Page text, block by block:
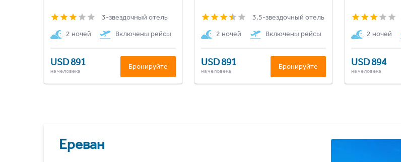
3-звездочный отель
2 ночей
Включены рейсы
USD 891
на человека
Бронируйте
3.5-звездочный отель
2 ночей
Включены рейсы
USD 891
на человека
Бронируйте
2 ночей
USD 894
на человека
Ереван